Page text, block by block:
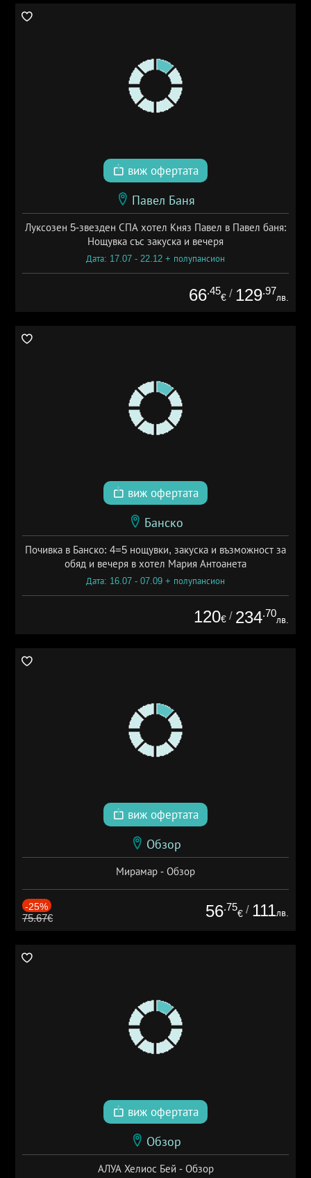
виж офертата
Павел Баня
Луксозен 5-звезден СПА хотел Княз Павел в Павел баня:
Нощувка със закуска и вечеря
Дата: 17.07 - 22.12 + полупансион
66.45
€ / 129.97
лв.
виж офертата
Банско
Почивка в Банско: 4=5 нощувки, закуска и възможност за
обяд и вечеря в хотел Мария Антоанета
Дата: 16.07 - 07.09 + полупансион
120€ / 234.70
лв.
виж офертата
Обзор
Мирамар - Обзор
-25%
75.67€ 56.75
€ / 111лв.
виж офертата
Обзор
АЛУА Хелиос Бей - Обзор